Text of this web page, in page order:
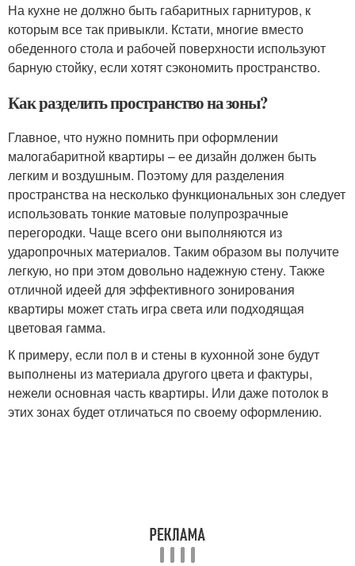
На кухне не должно быть габаритных гарнитуров, к
которым все так привыкли. Кстати, многие вместо
обеденного стола и рабочей поверхности используют
барную стойку, если хотят сэкономить пространство.
Как разделить пространство на зоны?
Главное, что нужно помнить при оформлении
малогабаритной квартиры – ее дизайн должен быть
легким и воздушным. Поэтому для разделения
пространства на несколько функциональных зон следует
использовать тонкие матовые полупрозрачные
перегородки. Чаще всего они выполняются из
ударопрочных материалов. Таким образом вы получите
легкую, но при этом довольно надежную стену. Также
отличной идеей для эффективного зонирования
квартиры может стать игра света или подходящая
цветовая гамма.
К примеру, если пол в и стены в кухонной зоне будут
выполнены из материала другого цвета и фактуры,
нежели основная часть квартиры. Или даже потолок в
этих зонах будет отличаться по своему оформлению.